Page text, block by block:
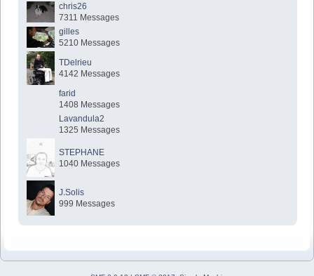
chris26
7311 Messages
gilles
5210 Messages
TDelrieu
4142 Messages
farid
1408 Messages
Lavandula2
1325 Messages
STEPHANE
1040 Messages
J.Solis
999 Messages